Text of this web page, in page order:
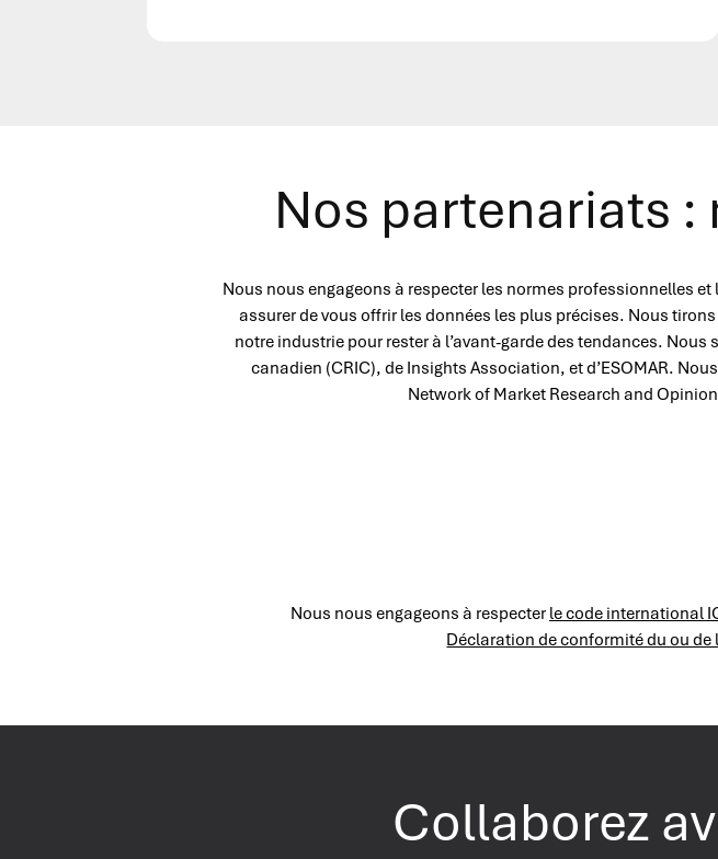
Nos partenariats :
Nous nous engageons à respecter les normes professionnelles
assurer de vous offrir les données les plus précises. Nous
notre industrie pour rester à l’avant-garde des tendances.
canadien (CRIC), de Insights Association, et d’ESOMAR.
Network of Market Research and
Nous nous engageons à respecter le code international
Déclaration de conformité du ou
Collaborez